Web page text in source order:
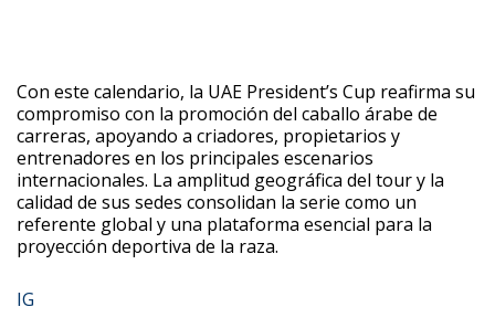
Con este calendario, la UAE President’s Cup reafirma su
compromiso con la promoción del caballo árabe de
carreras, apoyando a criadores, propietarios y
entrenadores en los principales escenarios
internacionales. La amplitud geográfica del tour y la
calidad de sus sedes consolidan la serie como un
referente global y una plataforma esencial para la
proyección deportiva de la raza.
IG